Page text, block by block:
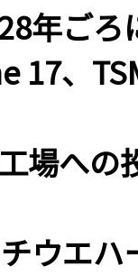
年ご
17、
場へ
ウエ